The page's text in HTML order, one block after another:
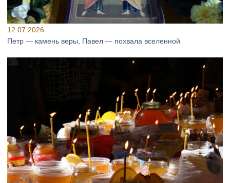
12.07.2026
Петр — камень веры, Павел — похвала вселенной